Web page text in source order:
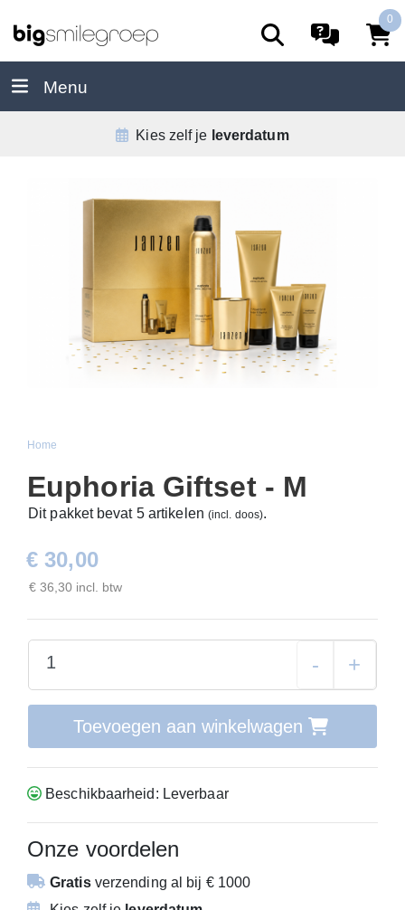
0
Menu
Deallerbesteservice
Home
Euphoria Giftset - M
Dit pakket bevat 5 artikelen (incl. doos).
€ 30,00
€ 36,30 incl. btw
- +
Toevoegen aan winkelwagen
Beschikbaarheid: Leverbaar
Onze voordelen
Gratisverzending al bij € 1000